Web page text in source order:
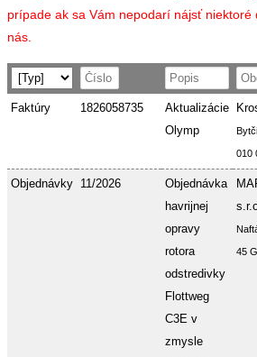
prípade ak sa Vám nepodarí nájsť niektoré
nás.
Faktúry 1826058735
Aktualizácie
Olymp
010
Objednávky 11/2026
Objednávka
havrijnej
opravy
rotora
odstredivky
Flottweg
C3E v
zmysle
45